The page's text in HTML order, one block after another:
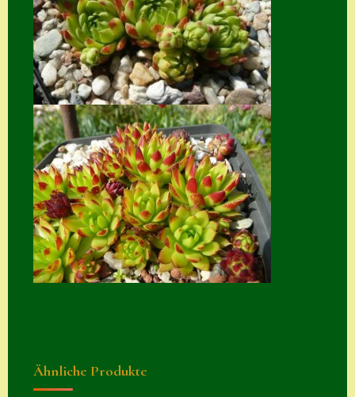
Sue Thomas
Translator
Versand
Versand von
Semps
Warenkorb
Warenkorb
Widerrufsbelehru
ng
Zahlung
Ähnliche Produkte